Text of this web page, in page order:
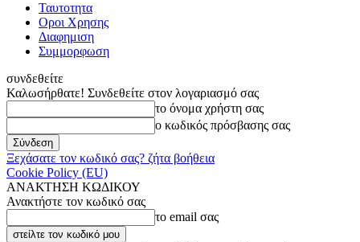
Ταυτοτητα
Οροι Χρησης
Διαφημιση
Συμμορφωση
συνδεθείτε
Καλωσήρθατε! Συνδεθείτε στον λογαριασμό σας
το όνομα χρήστη σας
ο κωδικός πρόσβασης σας
Ξεχάσατε τον κωδικό σας? ζήτα βοήθεια
Cookie Policy (EU)
ΑΝΑΚΤΗΣΗ ΚΩΔΙΚΟΥ
Ανακτήστε τον κωδικό σας
το email σας